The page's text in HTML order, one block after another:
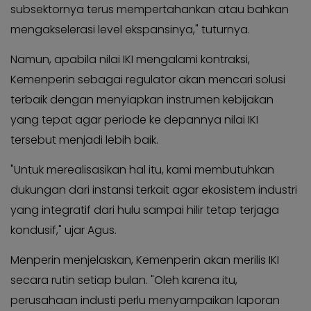
subsektornya terus mempertahankan atau bahkan
mengakselerasi level ekspansinya," tuturnya.
Namun, apabila nilai IKI mengalami kontraksi,
Kemenperin sebagai regulator akan mencari solusi
terbaik dengan menyiapkan instrumen kebijakan
yang tepat agar periode ke depannya nilai IKI
tersebut menjadi lebih baik.
"Untuk merealisasikan hal itu, kami membutuhkan
dukungan dari instansi terkait agar ekosistem industri
yang integratif dari hulu sampai hilir tetap terjaga
kondusif," ujar Agus.
Menperin menjelaskan, Kemenperin akan merilis IKI
secara rutin setiap bulan. "Oleh karena itu,
perusahaan industi perlu menyampaikan laporan